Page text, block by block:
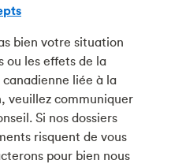
bien votre situation
ou les effets de la
liée à la
veuillez communiquer
Si nos dossiers
risquent de vous
pour bien nous